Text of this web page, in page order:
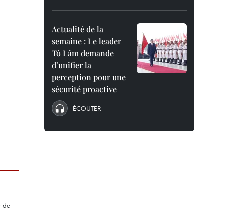
Actualité de la
semaine : Le leader
Tô Lâm demande
d’unifier la
perception pour une
sécurité proactive
ÉCOUTER